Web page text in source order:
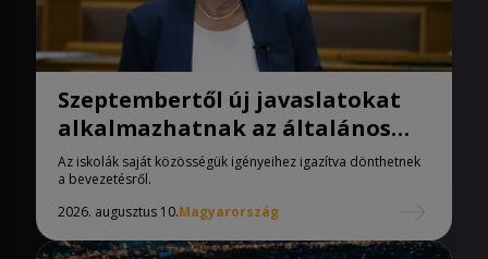
Szeptembertől új javaslatokat
alkalmazhatnak az általános
iskolák
Az iskolák saját közösségük igényeihez igazítva dönthetnek
a bevezetésről.
2026. augusztus 10.Magyarország